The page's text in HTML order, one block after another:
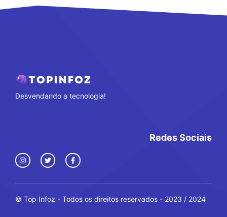
Desvendando a tecnologia!
Redes Sociais
© Top Infoz - Todos os direitos reservados - 2023 / 2024